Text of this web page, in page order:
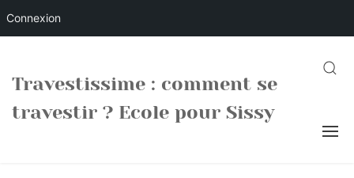
content
Travestissime : comment se
travestir ? Ecole pour Sissy
Connexion